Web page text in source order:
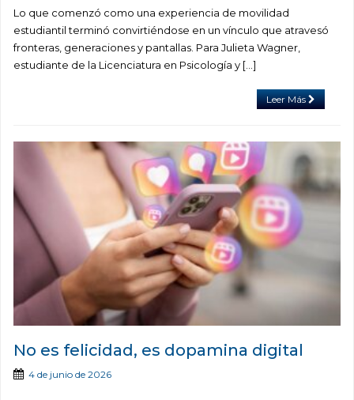
Lo que comenzó como una experiencia de movilidad
estudiantil terminó convirtiéndose en un vínculo que atravesó
fronteras, generaciones y pantallas. Para Julieta Wagner,
estudiante de la Licenciatura en Psicología y […]
Leer Más
No es felicidad, es dopamina digital
4 de junio de 2026